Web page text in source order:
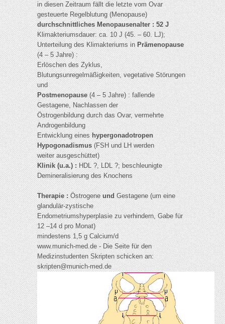
in diesen Zeitraum fällt die letzte vom Ovar
gesteuerte Regelblutung (Menopause)
durchschnittliches Menopausenalter : 52 J
Klimakteriumsdauer: ca. 10 J (45. – 60. LJ);
Unterteilung des Klimakteriums inPrämenopause
(4 – 5 Jahre) :
Erlöschen des Zyklus,
Blutungsunregelmäßigkeiten, vegetative Störungen
und
Postmenopause(4 – 5 Jahre) : fallende
Gestagene, Nachlassen der
Östrogenbildung durch das Ovar, vermehrte
Androgenbildung
Entwicklung eineshypergonadotropen
Hypogonadismus(FSH und LH werden
weiter ausgeschüttet)
Klinik (u.a.) :HDL ?, LDL ?; beschleunigte
Demineralisierung des Knochens
Therapie :ÖstrogeneundGestagene (um eine
glandulär-zystische
Endometriumshyperplasie zu verhindern, Gabe für
12 –14 d pro Monat)
mindestens 1,5 g Calcium/d
www.munich-med.de - Die Seite für den
Medizinstudenten Skripten schicken an:
skripten@munich-med.de